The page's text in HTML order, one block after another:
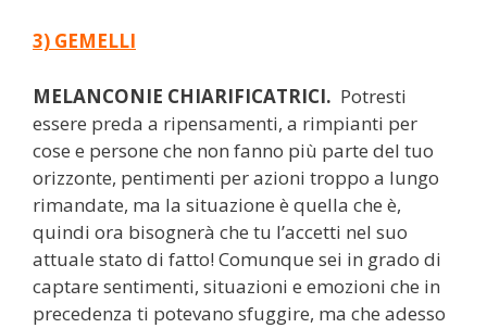
3) GEMELLI
MELANCONIE CHIARIFICATRICI. Potresti
essere preda a ripensamenti, a rimpianti per
cose e persone che non fanno più parte del tuo
orizzonte, pentimenti per azioni troppo a lungo
rimandate, ma la situazione è quella che è,
quindi ora bisognerà che tu l’accetti nel suo
attuale stato di fatto! Comunque sei in grado di
captare sentimenti, situazioni e emozioni che in
precedenza ti potevano sfuggire, ma che adesso